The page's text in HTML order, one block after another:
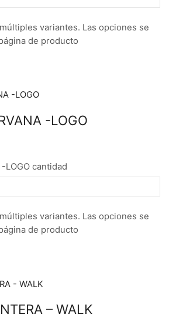
variantes. Las opciones se
de producto
-LOGO
-LOGO cantidad
variantes. Las opciones se
de producto
– WALK